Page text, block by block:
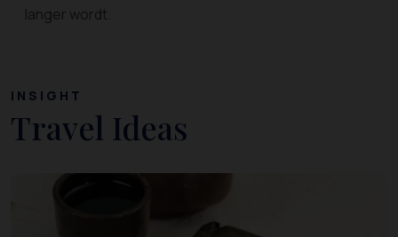
langer wordt.
INSIGHT
Travel Ideas